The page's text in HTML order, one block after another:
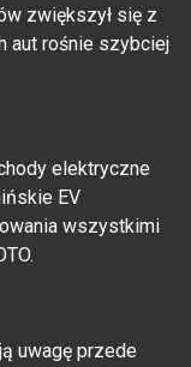
zwiększył się z
aut rośnie szybciej
elektryczne
EV
wszystkimi
uwagę przede